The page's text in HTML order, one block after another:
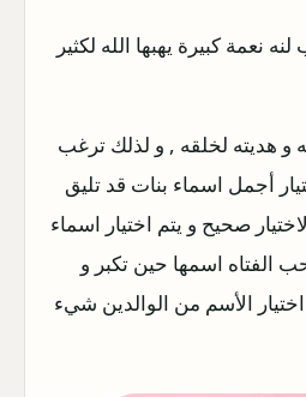
نعمة كبيرة يهبها الله لكثير
و هديته لخلقه , و لذلك ترغب
أجمل اسماء بنات قد تليق
صحيح و يتم اختيار اسماء
الفتاه اسمها حين تكبر و
اختيار الأسم من الوالدين شيء